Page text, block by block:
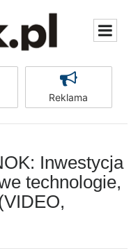
Reklama
Inwestycja
technologie,